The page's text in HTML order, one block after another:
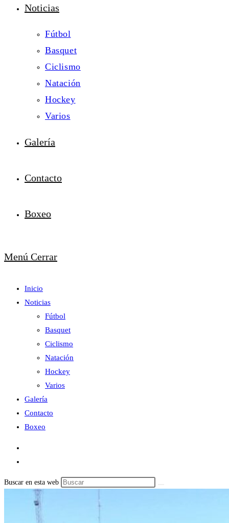
Noticias
Fútbol
Basquet
Ciclismo
Natación
Hockey
Varios
Galería
Contacto
Boxeo
Menú Cerrar
Inicio
Noticias
Fútbol
Basquet
Ciclismo
Natación
Hockey
Varios
Galería
Contacto
Boxeo
Buscar en esta web